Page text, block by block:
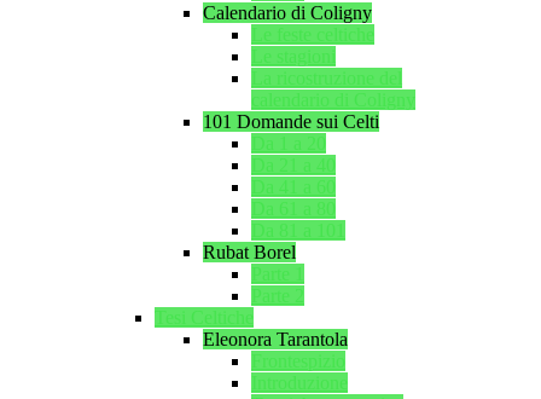
Calendario di Coligny
101 Domande sui Celti
Rubat Borel
Eleonora Tarantola